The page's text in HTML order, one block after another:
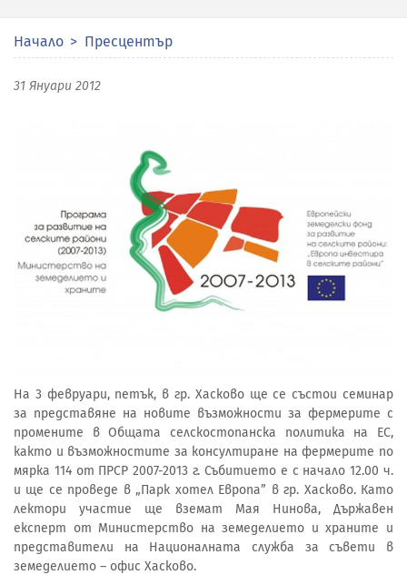
Начало Пресцентър
31 Януари 2012
На 3 февруари, петък, в гр. Хасково ще се състои семинар
за представяне на новите възможности за фермерите с
промените в Общата селскостопанска политика на ЕС,
както и възможностите за консултиране на фермерите по
мярка 114 от ПРСР 2007-2013 г. Събитието е с начало 12.00 ч.
и ще се проведе в „Парк хотел Европа” в гр. Хасково. Като
лектори участие ще вземат Мая Нинова, Държавен
експерт от Министерство на земеделието и храните и
представители на Националната служба за съвети в
земеделието – офис Хасково.